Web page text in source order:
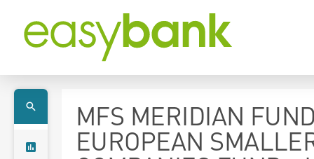
MFS MERIDIAN
EUROPEAN